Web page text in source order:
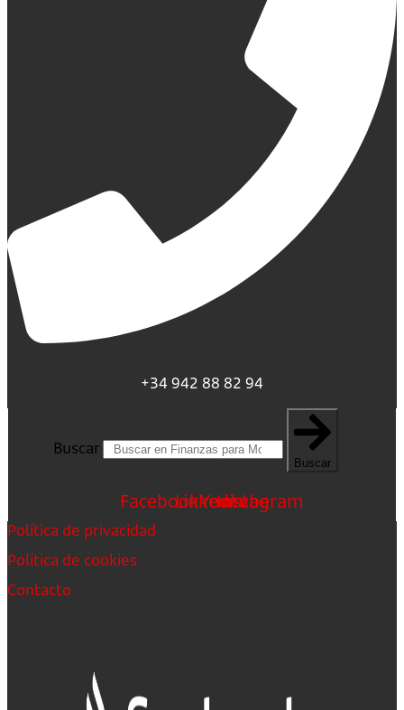
+34 942 88 82 94
Buscar
Buscar
FacebookLinkedin
Youtube
Instagram
Política de privacidad
Política de cookies
Contacto